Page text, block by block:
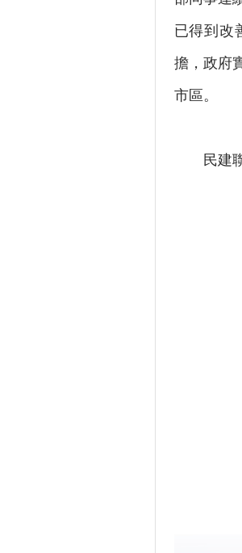
已得到改
擔，政府
市區。
民建聯